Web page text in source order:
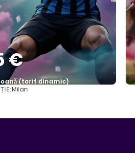
€
(tarif dinamic)
Vezi mai multe
Milan